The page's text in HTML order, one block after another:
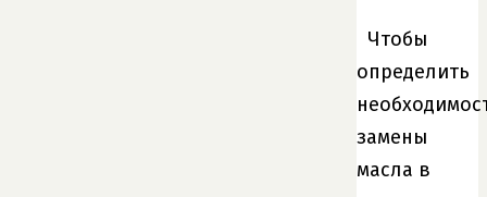
Чтобы
определить
замены
масла в